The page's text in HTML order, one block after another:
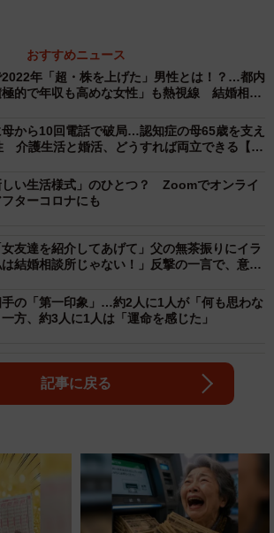
おすすめニュース
年「超・株を上げた」男性とは！？…都内
極的で年収も高めな女性」も熱視線 結婚相談
から10回電話で破局…認知症の母65歳を支え
介護生活と婚活、どうすれば両立できる【社
しい生活様式」のひとつ？ Zoomでオンライ
ターコロナにも
女友達を紹介してあげて」父の無茶振りにイラ
結婚相談所じゃない！」反撃の一言で、意外
の「第一印象」…約2人に1人が「何も思わな
方、約3人に1人は「運命を感じた」
記事に戻る